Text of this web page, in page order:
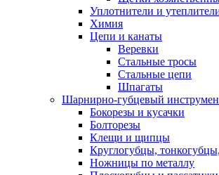
Уплотнители и
Химия
Цепи и канаты
Веревки
Стальные тросы
Стальные цепи
Шпагаты
Шарнирно-губцевый
Бокорезы и кусачки
Болторезы
Клещи и щипцы
Круглогубцы,
Ножницы по металлу